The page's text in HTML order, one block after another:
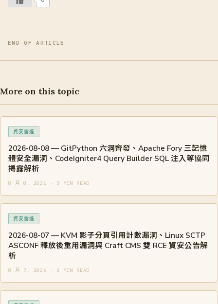
END OF ARTICLE
More on this topic
資安雷達
2026-08-08 — GitPython 六洞齊發、Apache Fory 三記憶
體安全漏洞、CodeIgniter4 Query Builder SQL 注入等協同
揭露解析
8 月 8, 2026 · 3 MIN READ
資安雷達
2026-08-07 — KVM 影子分頁引用計數漏洞、Linux SCTP
ASCONF 釋放後重用漏洞與 Craft CMS 雙 RCE 資安公告解
析
8 月 7, 2026 · 3 MIN READ